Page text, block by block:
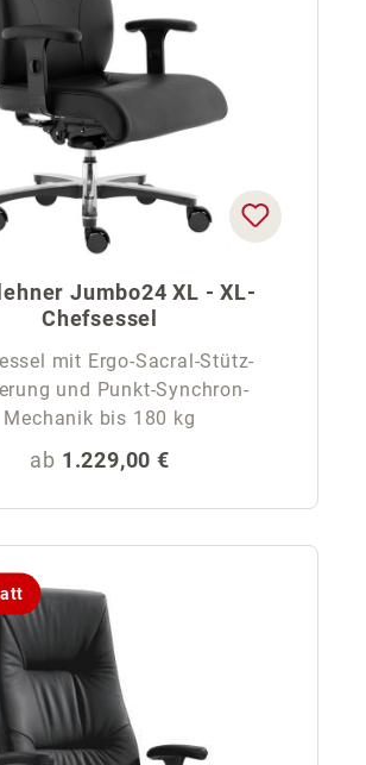
Jumbo24 XL - XL-
Chefsessel
mit Ergo-Sacral-Stütz-
und Punkt-Synchron-
Mechanik bis 180 kg
Regulärer Preis:
ab 1.229,00 €